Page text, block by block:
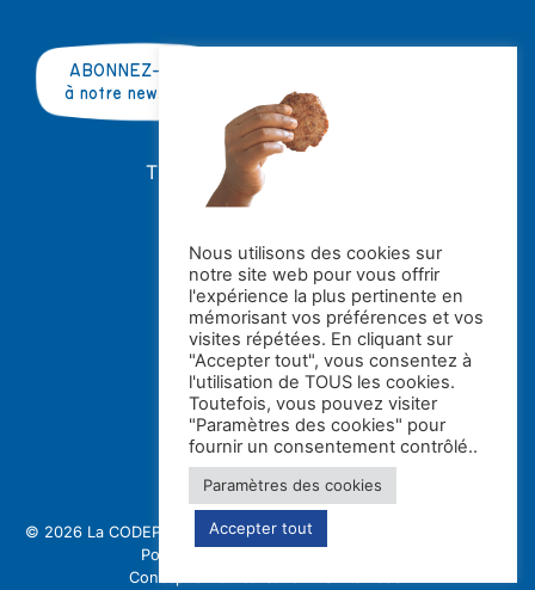
ABONNEZ-VOUS
à notre newsletter
TRAVAILLER AVEC NOUS ?
STAGES
Avec le soutien de la
© 2026 La CODEPolitique de confidentialité et gestion des cookies
Politique de protection des enfants
Conception et réalisation : Switch asbl
Nous utilisons des cookies sur
notre site web pour vous offrir
l'expérience la plus pertinente en
mémorisant vos préférences et vos
visites répétées. En cliquant sur
"Accepter tout", vous consentez à
l'utilisation de TOUS les cookies.
Toutefois, vous pouvez visiter
"Paramètres des cookies" pour
fournir un consentement contrôlé..
Paramètres des cookies
Accepter tout